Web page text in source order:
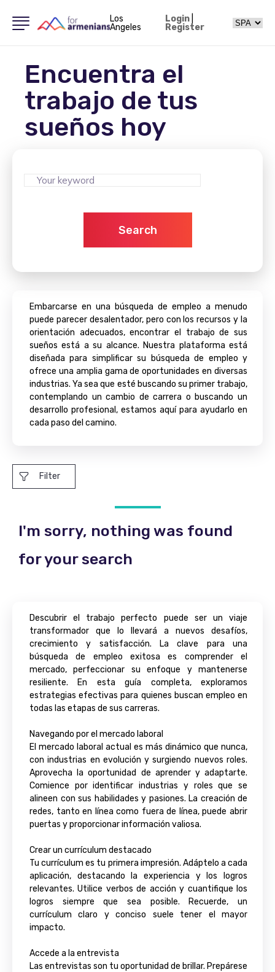
Los
Angeles
Login|
Register
Encuentra el
trabajo de tus
sueños hoy
Search
Embarcarse en una búsqueda de empleo a menudo
puede parecer desalentador, pero con los recursos y la
orientación adecuados, encontrar el trabajo de sus
sueños está a su alcance. Nuestra plataforma está
diseñada para simplificar su búsqueda de empleo y
ofrece una amplia gama de oportunidades en diversas
industrias. Ya sea que esté buscando su primer trabajo,
contemplando un cambio de carrera o buscando un
desarrollo profesional, estamos aquí para ayudarlo en
cada paso del camino.
Filter
I'm sorry, nothing was found
for your search
Descubrir el trabajo perfecto puede ser un viaje
transformador que lo llevará a nuevos desafíos,
crecimiento y satisfacción. La clave para una
búsqueda de empleo exitosa es comprender el
mercado, perfeccionar su enfoque y mantenerse
resiliente. En esta guía completa, exploramos
estrategias efectivas para quienes buscan empleo en
todas las etapas de sus carreras.
Navegando por el mercado laboral
El mercado laboral actual es más dinámico que nunca,
con industrias en evolución y surgiendo nuevos roles.
Aprovecha la oportunidad de aprender y adaptarte.
Comience por identificar industrias y roles que se
alineen con sus habilidades y pasiones. La creación de
redes, tanto en línea como fuera de línea, puede abrir
puertas y proporcionar información valiosa.
Crear un currículum destacado
Tu currículum es tu primera impresión. Adáptelo a cada
aplicación, destacando la experiencia y los logros
relevantes. Utilice verbos de acción y cuantifique los
logros siempre que sea posible. Recuerde, un
currículum claro y conciso suele tener el mayor
impacto.
Accede a la entrevista
Las entrevistas son tu oportunidad de brillar. Prepárese